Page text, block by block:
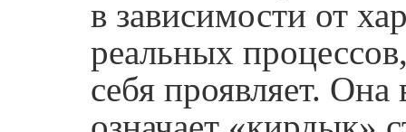
в зависимости от
реальных
себя проявляет. Она